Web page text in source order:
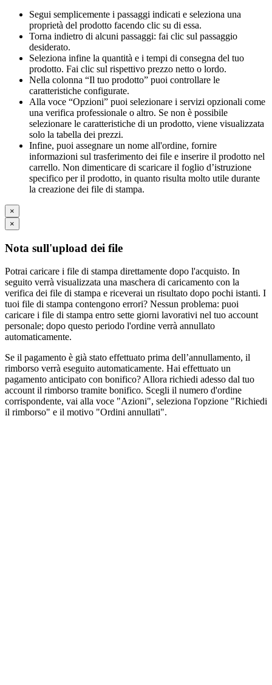
Segui semplicemente i passaggi indicati e seleziona una
proprietà del prodotto facendo clic su di essa.
Torna indietro di alcuni passaggi: fai clic sul passaggio
desiderato.
Seleziona infine la quantità e i tempi di consegna del tuo
prodotto. Fai clic sul rispettivo prezzo netto o lordo.
Nella colonna “Il tuo prodotto” puoi controllare le
caratteristiche configurate.
Alla voce “Opzioni” puoi selezionare i servizi opzionali come
una verifica professionale o altro. Se non è possibile
selezionare le caratteristiche di un prodotto, viene visualizzata
solo la tabella dei prezzi.
Infine, puoi assegnare un nome all'ordine, fornire
informazioni sul trasferimento dei file e inserire il prodotto nel
carrello. Non dimenticare di scaricare il foglio d’istruzione
specifico per il prodotto, in quanto risulta molto utile durante
la creazione dei file di stampa.
×
×
Nota sull'upload dei file
Potrai caricare i file di stampa direttamente dopo l'acquisto. In
seguito verrà visualizzata una maschera di caricamento con la
verifica dei file di stampa e riceverai un risultato dopo pochi istanti. I
tuoi file di stampa contengono errori? Nessun problema: puoi
caricare i file di stampa entro sette giorni lavorativi nel tuo account
personale; dopo questo periodo l'ordine verrà annullato
automaticamente.
Se il pagamento è già stato effettuato prima dell’annullamento, il
rimborso verrà eseguito automaticamente. Hai effettuato un
pagamento anticipato con bonifico? Allora richiedi adesso dal tuo
account il rimborso tramite bonifico. Scegli il numero d'ordine
corrispondente, vai alla voce "Azioni", seleziona l'opzione "Richiedi
il rimborso" e il motivo "Ordini annullati".